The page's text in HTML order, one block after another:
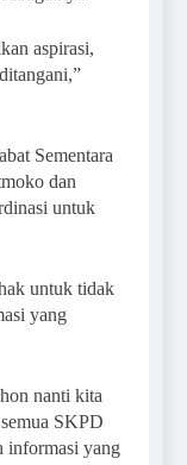
aspirasi,
Sementara
dan
untuk
untuk tidak
yang
nanti kita
SKPD
informasi yang